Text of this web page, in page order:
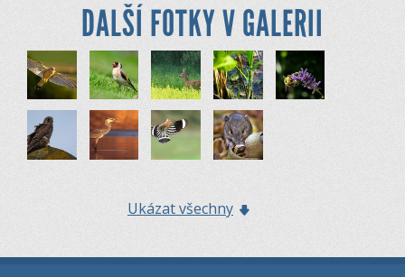
DALŠÍ FOTKY V GALERII
Ukázat všechny